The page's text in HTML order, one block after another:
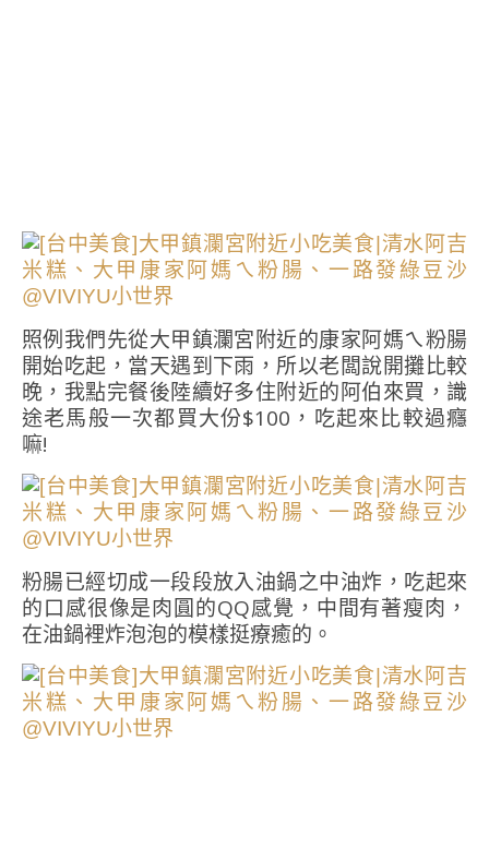
照例我們先從大甲鎮瀾宮附近的康家阿媽ㄟ粉腸
開始吃起，當天遇到下雨，所以老闆說開攤比較
晚，我點完餐後陸續好多住附近的阿伯來買，識
途老馬般一次都買大份$100，吃起來比較過癮
嘛!
粉腸已經切成一段段放入油鍋之中油炸，吃起來
的口感很像是肉圓的QQ感覺，中間有著瘦肉，
在油鍋裡炸泡泡的模樣挺療癒的。